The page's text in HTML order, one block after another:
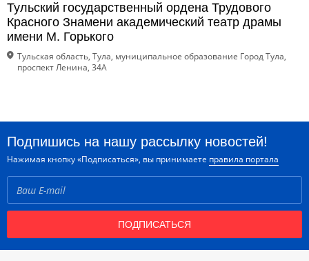
Тульский государственный ордена Трудового
Красного Знамени академический театр драмы
имени М. Горького
Тульская область, Тула, муниципальное образование Город Тула,
проспект Ленина, 34А
Подпишись на нашу рассылку новостей!
Нажимая кнопку «Подписаться», вы принимаете правила портала
ПОДПИСАТЬСЯ